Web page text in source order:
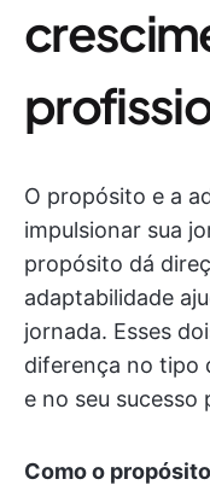
O propósito e a
impulsionar sua
propósito dá
adaptabilidade
jornada. Esses
diferença no tipo
e no seu sucesso
Como o